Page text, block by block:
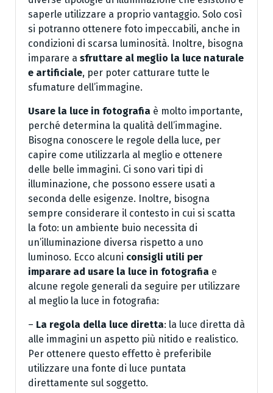
saperle utilizzare a proprio vantaggio. Solo così
si potranno ottenere foto impeccabili, anche in
condizioni di scarsa luminosità. Inoltre, bisogna
imparare a sfruttare al meglio la luce naturale
e artificiale, per poter catturare tutte le
sfumature dell’immagine.
Usare la luce in fotografia è molto importante,
perché determina la qualità dell’immagine.
Bisogna conoscere le regole della luce, per
capire come utilizzarla al meglio e ottenere
delle belle immagini. Ci sono vari tipi di
illuminazione, che possono essere usati a
seconda delle esigenze. Inoltre, bisogna
sempre considerare il contesto in cui si scatta
la foto: un ambiente buio necessita di
un’illuminazione diversa rispetto a uno
luminoso. Ecco alcuni consigli utili per
imparare ad usare la luce in fotografia e
alcune regole generali da seguire per utilizzare
al meglio la luce in fotografia:
– La regola della luce diretta: la luce diretta dà
alle immagini un aspetto più nitido e realistico.
Per ottenere questo effetto è preferibile
utilizzare una fonte di luce puntata
direttamente sul soggetto.